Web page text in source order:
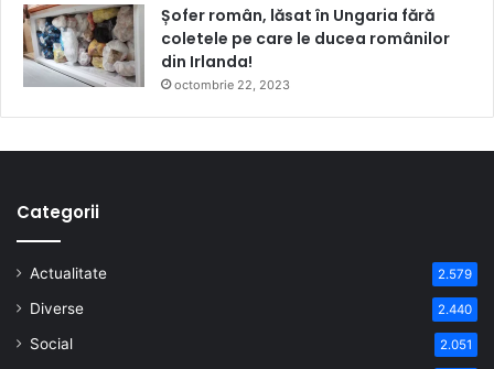
Șofer român, lăsat în Ungaria fără
coletele pe care le ducea românilor
din Irlanda!
octombrie 22, 2023
Categorii
Actualitate 2.579
Diverse 2.440
Social 2.051